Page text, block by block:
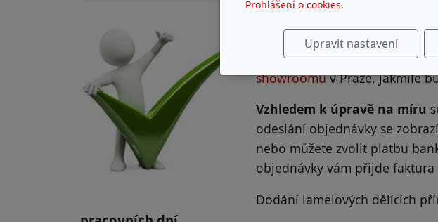
Na míru vyrobenou
showroomuv Praze, jakmile
Vzhledem k úpravě na míru
odeslání objednávky se zobrazí
nebo můžete zvolit platbu
objednávky vám přijde
Dodání lamelových dělících
Prohlášení o cookies.
Upravit nastavení